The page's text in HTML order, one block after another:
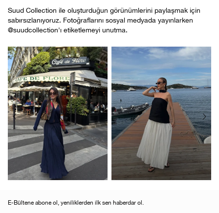
Suud Collection ile oluşturduğun görünümlerini paylaşmak için
sabırsızlanıyoruz. Fotoğraflarını sosyal medyada yayınlarken
@suudcollection'ı etiketlemeyi unutma.
E-Bültene abone ol, yeniliklerden ilk sen haberdar ol.